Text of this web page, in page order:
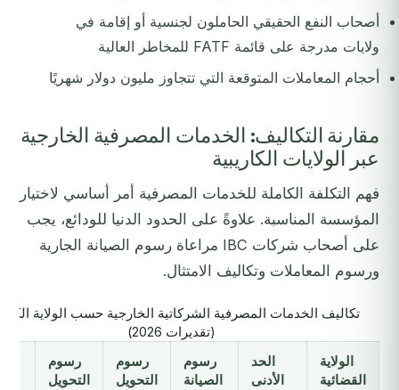
أصحاب النفع الحقيقي الحاملون لجنسية أو إقامة في
ولايات مدرجة على قائمة FATF للمخاطر العالية
أحجام المعاملات المتوقعة التي تتجاوز مليون دولار شهريًا
مقارنة التكاليف: الخدمات المصرفية الخارجية
عبر الولايات الكاريبية
فهم التكلفة الكاملة للخدمات المصرفية أمر أساسي لاختيار
المؤسسة المناسبة. علاوةً على الحدود الدنيا للودائع، يجب
على أصحاب شركات IBC مراعاة رسوم الصيانة الجارية
ورسوم المعاملات وتكاليف الامتثال.
تكاليف الخدمات المصرفية الشركاتية الخارجية حسب الولاية
(تقديرات 2026)
الولاية
القضائية
الحد
الأدنى
رسوم
الصيانة
رسوم
التحويل
رسوم
التحويل